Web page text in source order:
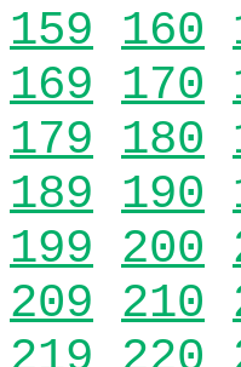
159 160
169 170
179 180
189 190
199 200
209 210